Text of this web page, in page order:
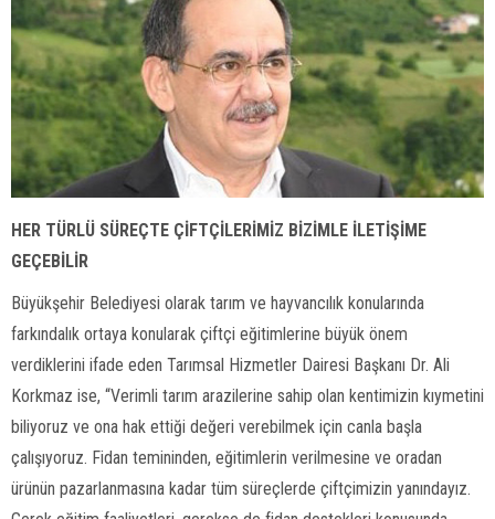
HER TÜRLÜ SÜREÇTE ÇİFTÇİLERİMİZ BİZİMLE İLETİŞİME
GEÇEBİLİR
Büyükşehir Belediyesi olarak tarım ve hayvancılık konularında
farkındalık ortaya konularak çiftçi eğitimlerine büyük önem
verdiklerini ifade eden Tarımsal Hizmetler Dairesi Başkanı Dr. Ali
Korkmaz ise, “Verimli tarım arazilerine sahip olan kentimizin kıymetini
biliyoruz ve ona hak ettiği değeri verebilmek için canla başla
çalışıyoruz. Fidan temininden, eğitimlerin verilmesine ve oradan
ürünün pazarlanmasına kadar tüm süreçlerde çiftçimizin yanındayız.